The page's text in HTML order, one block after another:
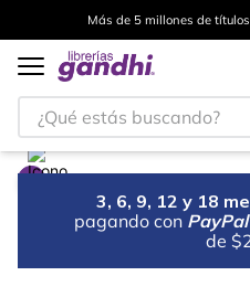
Más de 5 millones de
¿Qué estás buscando?
3, 6, 9, 12 y 18
pagando con PayPal
de